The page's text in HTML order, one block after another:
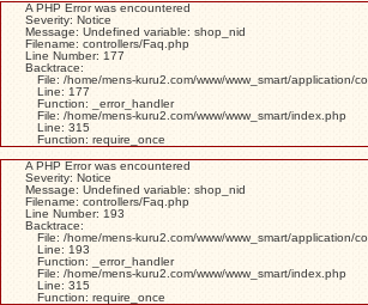
A PHP Error was encountered
Severity: Notice
Message: Undefined variable: shop_nid
Filename: controllers/Faq.php
Line Number: 177
Backtrace:
File: /home/mens-kuru2.com/www/www_smart/application/
Line: 177
Function: _error_handler
File: /home/mens-kuru2.com/www/www_smart/index.php
Line: 315
Function: require_once
A PHP Error was encountered
Severity: Notice
Message: Undefined variable: shop_nid
Filename: controllers/Faq.php
Line Number: 193
Backtrace:
File: /home/mens-kuru2.com/www/www_smart/application/
Line: 193
Function: _error_handler
File: /home/mens-kuru2.com/www/www_smart/index.php
Line: 315
Function: require_once